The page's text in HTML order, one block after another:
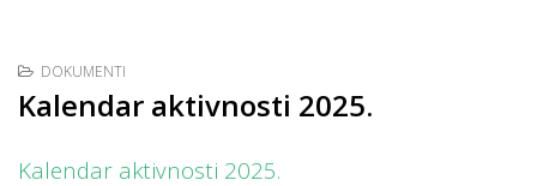
DOKUMENTI
Kalendar aktivnosti 2025.
Kalendar aktivnosti 2025.